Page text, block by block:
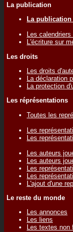
La publication
La
Les
L'écriture sur
Les droits
Les droits
La déclaration
La protection
Les réprésentations
Toutes les
Les
Les
Les auteurs
Les auteurs
Les
Les
L'ajout d'une
Le reste du monde
Les annonces
Les liens
Les textes non